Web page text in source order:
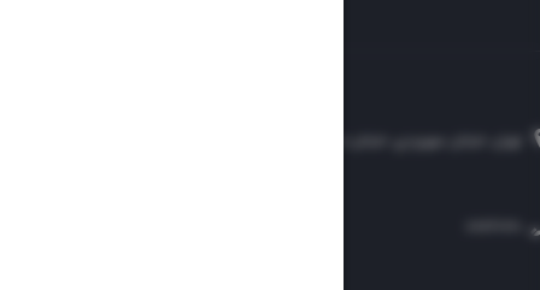
تهران، خیابان سهروردی، خیابان خرمشهر، نرسیده به مصلی، موسسه فرهنگی-مطبوعاتی ایران